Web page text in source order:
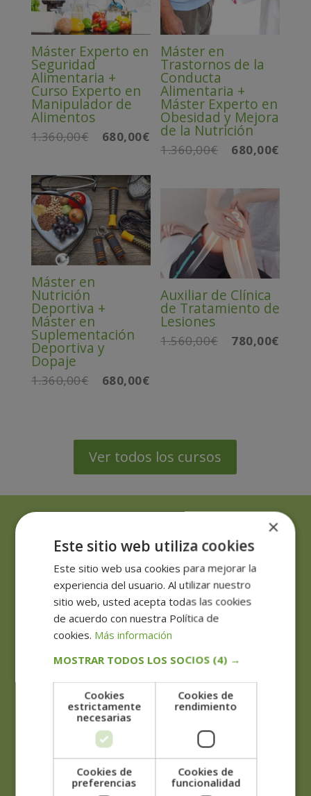
Máster Experto en
Seguridad
Alimentaria +
Curso Experto en
Manipulador de
Alimentos
1.360,00€
El
original
era:
1.360,00€.
680,00€El
precio
actual
es:
680,00€.
Máster en
Trastornos de la
Conducta
Alimentaria +
Máster Experto en
Obesidad y Mejora
de la Nutrición
1.360,00€
El
original
era:
1.360,00€.
680,00€El
actual
Máster en
Nutrición
Deportiva +
Máster en
Suplementación
Deportiva y
Dopaje
1.360,00€
El
1.360,00€.
680,00€El
680,00€.
Auxiliar de Clínica
de Tratamiento de
Lesiones
1.560,00€
El
780,00€El
Ver todos los cursos
Solicita información:
×
Este sitio web utiliza cookies
Este sitio web usa cookies para mejorar la
experiencia del usuario. Al utilizar nuestro
sitio web, usted acepta todas las cookies
de acuerdo con nuestra Política de
cookies. Más información
MOSTRAR TODOS LOS SOCIOS (4) →
Cookies
estrictamente
necesarias
Cookies de
rendimiento
Cookies de
preferencias
Cookies de
funcionalidad